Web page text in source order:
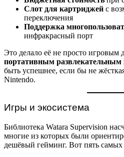
Слот для картриджей с
переключения
Поддержка
инфракрасный порт
Это делало её не просто
портативным развлекательным
быть успешнее, если бы не
Nintendo.
Игры и экосистема
Библиотека Watara Supervision
многие из которых были
дешёвый гейминг. Вот пять самых